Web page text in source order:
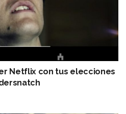
Netflix con tus elecciones